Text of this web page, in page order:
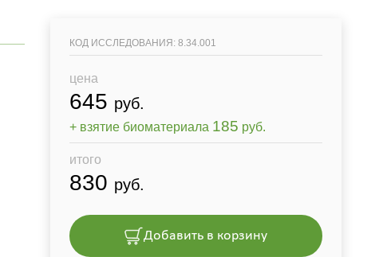
КОД ИССЛЕДОВАНИЯ: 8.34.001
цена
645 руб.
+ взятие биоматериала 185 руб.
итого
830 руб.
Добавить в корзину